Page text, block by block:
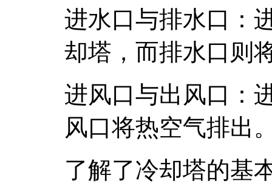
进水口与排水口：
却塔，而排水口则
进风口与出风口：
风口将热空气排出
了解了冷却塔的基